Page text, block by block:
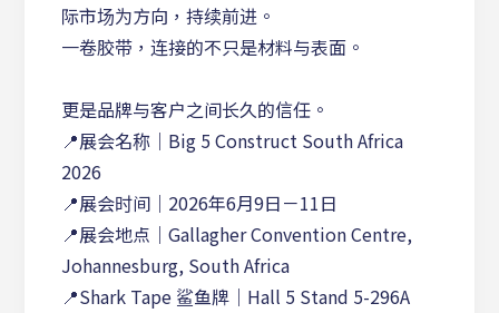
际市场为方向，持续前进。
一卷胶带，连接的不只是材料与表面。
更是品牌与客户之间长久的信任。
📍展会名称｜Big 5 Construct South Africa
2026
📍展会时间｜2026年6月9日－11日
📍展会地点｜Gallagher Convention Centre,
Johannesburg, South Africa
📍Shark Tape 鲨鱼牌｜Hall 5 Stand 5-296A